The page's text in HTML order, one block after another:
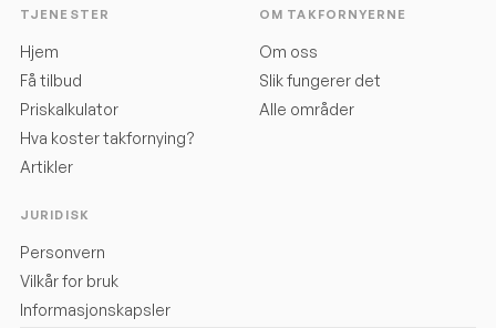
TJENESTER
Hjem
Få tilbud
Priskalkulator
Hva koster takfornying?
Artikler
OM TAKFORNYERNE
Om oss
Slik fungerer det
Alle områder
JURIDISK
Personvern
Vilkår for bruk
Informasjonskapsler